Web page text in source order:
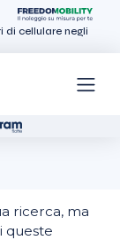
di cellulare negli
ricerca, ma
queste